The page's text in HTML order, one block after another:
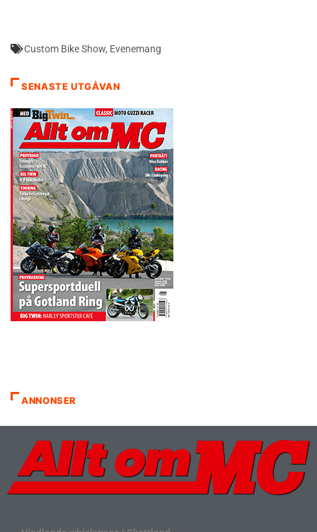
Custom Bike Show, Evenemang
SENASTE UTGÅVAN
ANNONSER